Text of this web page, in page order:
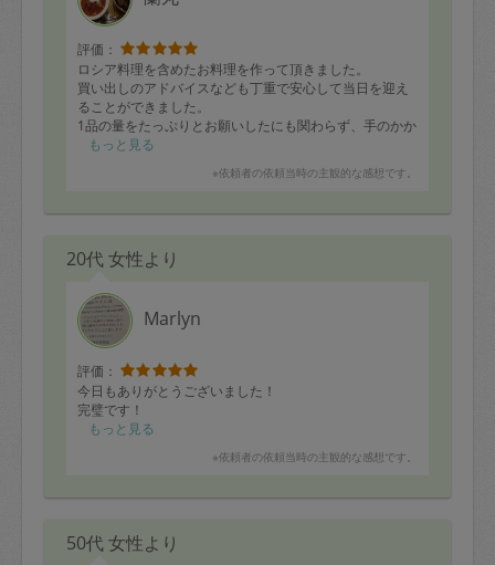
で完成図を描いてからの作業に入るタスカジさんなの
で、作業に迷いがなく早いです。
また、本当にいつも思いますが、最後まで明るく優しく
テキパキ作業を続けてくださいます。
一緒に片付けをしてはいるものの、途中で何度もくじけ
そうになる私にプレッシャーをかけることなく(笑)、いつ
も最後まで動き続ける姿に頭が下がる思いです。
またよろしくお願い致します。
評価：
ロシア料理を含めたお料理を作って頂きました。
買い出しのアドバイスなども丁重で安心して当日を迎え
ることができました。
1品の量をたっぷりとお願いしたにも関わらず、手のかか
るお料理を含めた15品以上も作って下さいました。
限の近い物からどんどん使って下さったので冷蔵庫もス
また次回もお願いしたいです。
もっと見る
※依頼者の依頼当時の主観的な感想です。
20代 女性より
Marlyn
評価：
今日もありがとうございました！
完璧です！
もっと見る
※依頼者の依頼当時の主観的な感想です。
50代 女性より